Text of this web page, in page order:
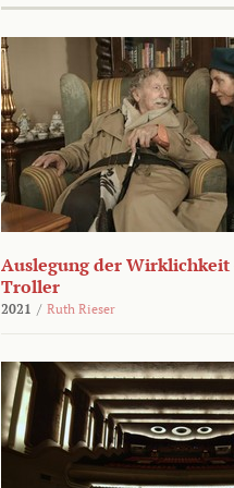
Auslegung der Wirklichkeit
Troller
2021 / Ruth Rieser